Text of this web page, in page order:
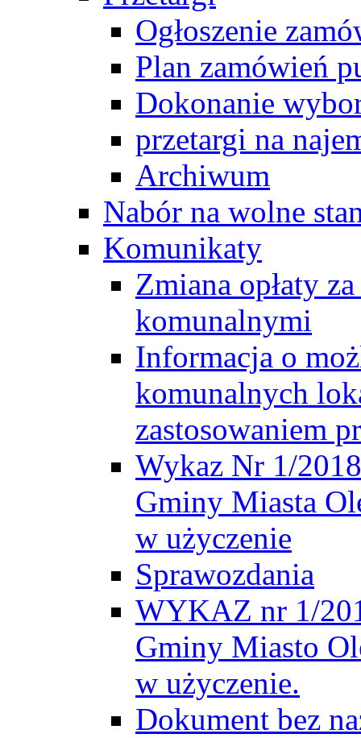
Ogłoszenie
Plan zamówień
Dokonanie
przetargi na
Archiwum
Nabór na wolne
Komunikaty
Zmiana opłaty
komunalnymi
Informacja o
komunalnych
zastosowaniem
Wykaz Nr 1/
Gminy Miasta
w użyczenie
Sprawozdania
WYKAZ nr 1/
Gminy Miasto
w użyczenie.
Dokument bez